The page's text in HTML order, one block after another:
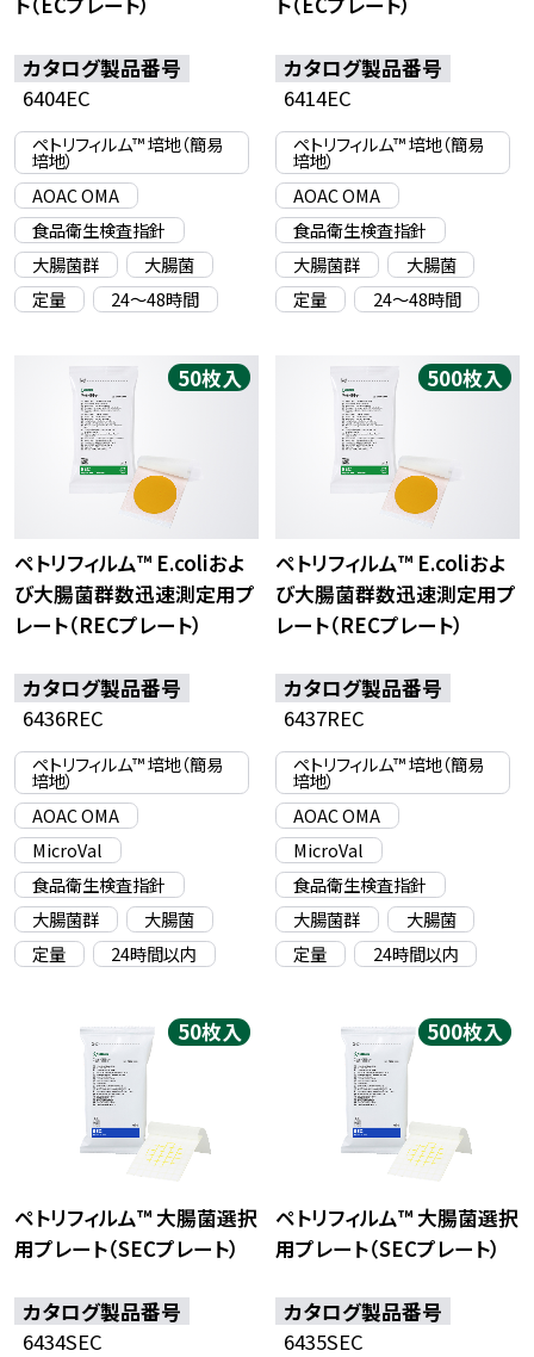
カタログ製品番号
6404EC
ペトリフィルム™ 培地（簡易
培地）
AOAC OMA
食品衛生検査指針
大腸菌群
大腸菌
定量
24〜48時間
カタログ製品番号
6414EC
ペトリフィルム™ 培地（簡易
培地）
AOAC OMA
食品衛生検査指針
大腸菌群
大腸菌
定量
24〜48時間
50枚入
ペトリフィルム™ E.coliおよ
び大腸菌群数迅速測定用プ
レート（RECプレート）
カタログ製品番号
6436REC
ペトリフィルム™ 培地（簡易
培地）
AOAC OMA
MicroVal
食品衛生検査指針
大腸菌群
大腸菌
定量
24時間以内
500枚入
ペトリフィルム™ E.coliおよ
び大腸菌群数迅速測定用プ
レート（RECプレート）
カタログ製品番号
6437REC
ペトリフィルム™ 培地（簡易
培地）
AOAC OMA
MicroVal
食品衛生検査指針
大腸菌群
大腸菌
定量
24時間以内
50枚入
ペトリフィルム™ 大腸菌選択
用プレート（SECプレート）
カタログ製品番号
6434SEC
500枚入
ペトリフィルム™ 大腸菌選択
用プレート（SECプレート）
カタログ製品番号
6435SEC